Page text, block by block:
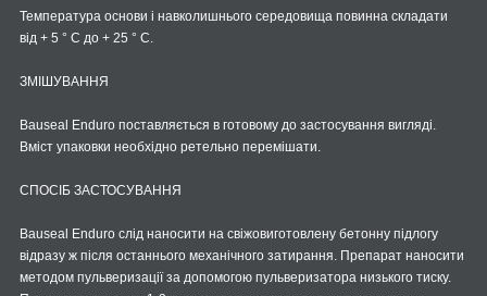
Температура основи і навколишнього середовища повинна складати
від + 5 ° C до + 25 ° C.
ЗМІШУВАННЯ
Bauseal Enduro поставляється в готовому до застосування вигляді.
Вміст упаковки необхідно ретельно перемішати.
СПОСІБ ЗАСТОСУВАННЯ
Bauseal Enduro слід наносити на свіжовиготовлену бетонну підлогу
відразу ж після останнього механічного затирання. Препарат наносити
методом пульверизації за допомогою пульверизатора низького тиску.